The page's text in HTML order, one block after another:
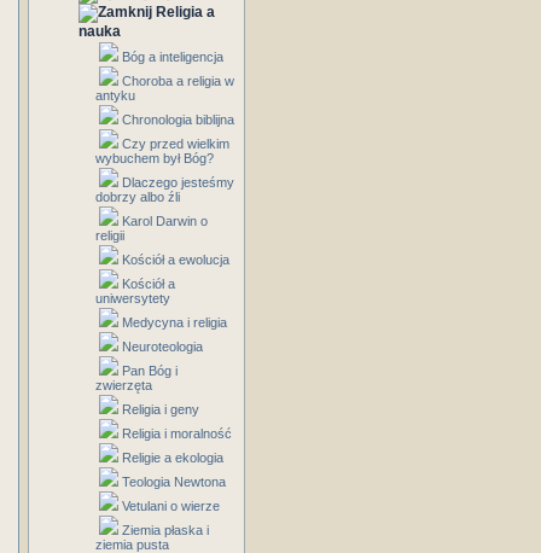
Religia a
nauka
Bóg a inteligencja
Choroba a religia w
antyku
Chronologia biblijna
Czy przed wielkim
wybuchem był Bóg?
Dlaczego jesteśmy
dobrzy albo źli
Karol Darwin o
religii
Kościół a ewolucja
Kościół a
uniwersytety
Medycyna i religia
Neuroteologia
Pan Bóg i
zwierzęta
Religia i geny
Religia i moralność
Religie a ekologia
Teologia Newtona
Vetulani o wierze
Ziemia płaska i
ziemia pusta